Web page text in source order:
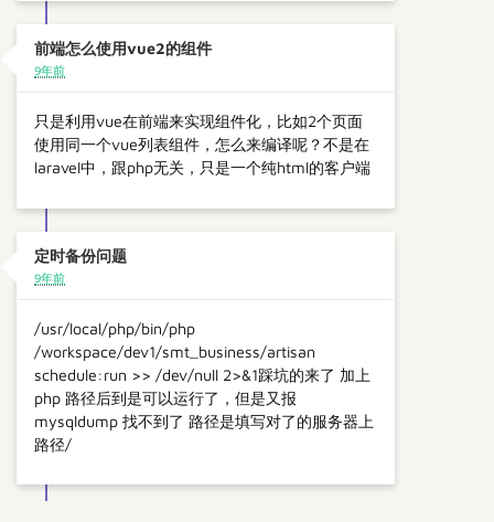
前端怎么使用vue2的组件
9年前
只是利用vue在前端来实现组件化，比如2个页面
使用同一个vue列表组件，怎么来编译呢？不是在
laravel中，跟php无关，只是一个纯html的客户端
定时备份问题
9年前
/usr/local/php/bin/php
/workspace/dev1/smt_business/artisan
schedule:run >> /dev/null 2>&1踩坑的来了 加上
php 路径后到是可以运行了，但是又报
mysqldump 找不到了 路径是填写对了的服务器上
路径/